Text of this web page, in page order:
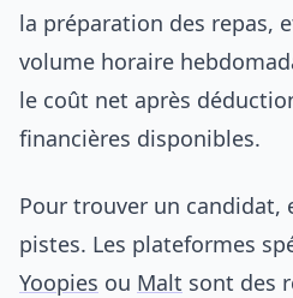
la préparation des repas,
volume horaire
le coût net après
financières disponibles.
Pour trouver un candidat,
pistes. Les plateformes
Yoopies ou Malt sont des